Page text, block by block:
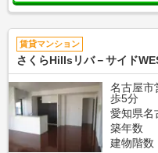
賃貸マンション
さくらHillsリバ－サイド
名古屋市
歩5分
愛知県名
築年数
建物階数